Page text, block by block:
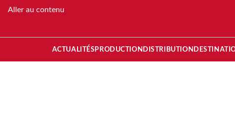
Aller au contenu
ACTUALITÉS PRODUCTION DISTRIBUTION